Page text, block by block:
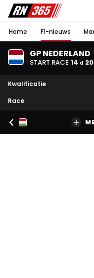
Home F1-nieuws
GP NEDERLAND
START RACE 14 d 20
Kwalificatie
Race